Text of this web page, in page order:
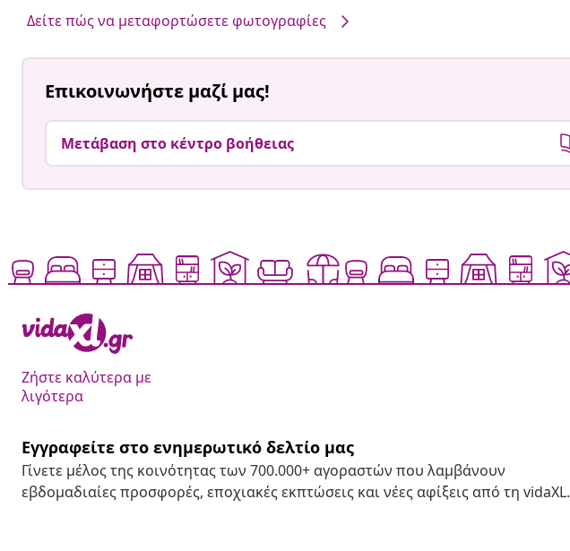
από
Δείτε πώς να μεταφορτώσετε φωτογραφίες
Επικοινωνήστε μαζί μας!
Μετάβαση στο κέντρο βοήθειας
Ζήστε καλύτερα με
λιγότερα
Εγγραφείτε στο ενημερωτικό δελτίο μας
Γίνετε μέλος της κοινότητας των 700.000+ αγοραστών που λαμβάνουν
εβδομαδιαίες προσφορές, εποχιακές εκπτώσεις και νέες αφίξεις από τη vidaXL.